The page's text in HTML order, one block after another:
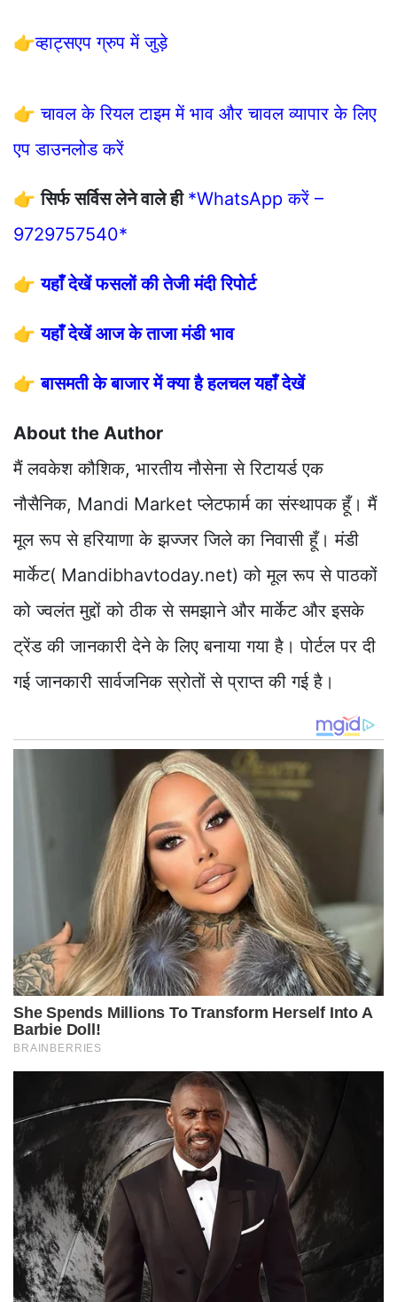
👉व्हाट्सएप ग्रुप में जुड़े
👉चावल के रियल टाइम में भाव और चावल व्यापार के लिए
एप डाउनलोड करें
👉सिर्फ सर्विस लेने वाले ही *WhatsApp करें –
9729757540*
👉यहाँ देखें फसलों की तेजी मंदी रिपोर्ट
👉यहाँ देखें आज के ताजा मंडी भाव
👉बासमती के बाजार में क्या है हलचल यहाँ देखें
About the Author
मैं लवकेश कौशिक, भारतीय नौसेना से रिटायर्ड एक
नौसैनिक, Mandi Market प्लेटफार्म का संस्थापक हूँ। मैं
मूल रूप से हरियाणा के झज्जर जिले का निवासी हूँ। मंडी
मार्केट( Mandibhavtoday.net) को मूल रूप से पाठकों
को ज्वलंत मुद्दों को ठीक से समझाने और मार्केट और इसके
ट्रेंड की जानकारी देने के लिए बनाया गया है। पोर्टल पर दी
गई जानकारी सार्वजनिक स्रोतों से प्राप्त की गई है।